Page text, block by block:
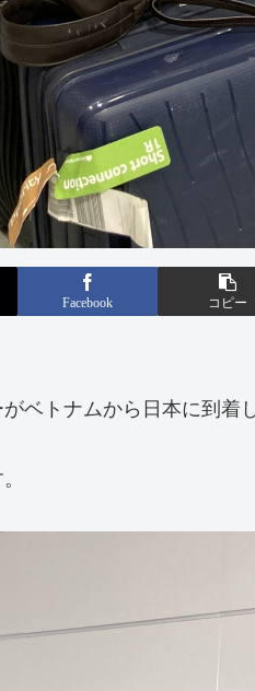
Facebook コピー
ベトナムから日本に到着